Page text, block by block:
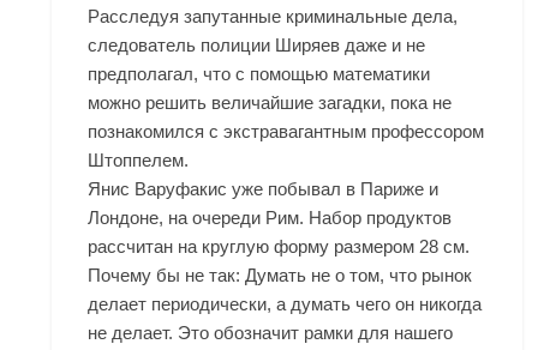
Расследуя запутанные криминальные дела,
следователь полиции Ширяев даже и не
предполагал, что с помощью математики
можно решить величайшие загадки, пока не
познакомился с экстравагантным профессором
Штоппелем.
Янис Варуфакис уже побывал в Париже и
Лондоне, на очереди Рим. Набор продуктов
рассчитан на круглую форму размером 28 см.
Почему бы не так: Думать не о том, что рынок
делает периодически, а думать чего он никогда
не делает. Это обозначит рамки для нашего